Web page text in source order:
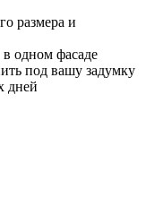
размера и
одном фасаде
под вашу задумку
дней